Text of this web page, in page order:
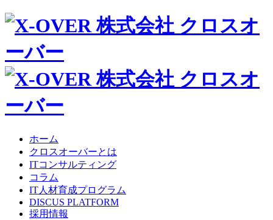
ホーム
クロスオーバーとは
ITコンサルティング
コラム
IT人材育成プログラム
DISCUS PLATFORM
採用情報